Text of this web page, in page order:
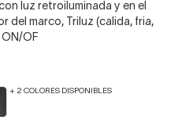
luz retroiluminada y en el
del marco, Triluz (calida, fria,
OF
+ 2 COLORES DISPONIBLES